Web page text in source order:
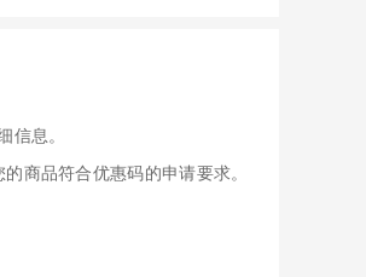
信息。
商品符合优惠码的申请要求。